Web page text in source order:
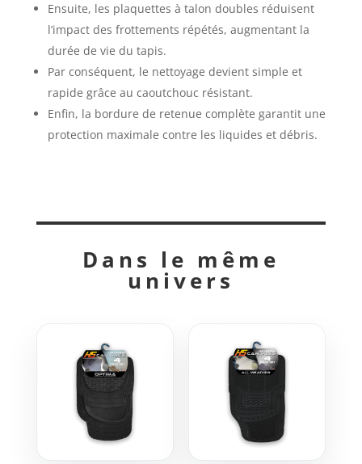
Ensuite, les plaquettes à talon doubles réduisent
l’impact des frottements répétés, augmentant la
durée de vie du tapis.
Par conséquent, le nettoyage devient simple et
rapide grâce au caoutchouc résistant.
Enfin, la bordure de retenue complète garantit une
protection maximale contre les liquides et débris.
Dans le même
univers